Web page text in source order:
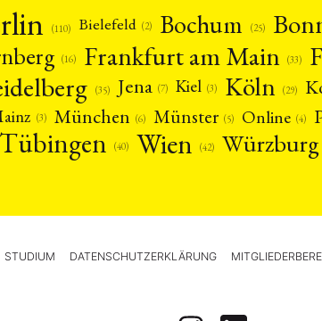
(110) Bielefeld (2) Bochum (25)
(16) Frankfurt am Main (33)
(35) Jena (7) Kiel (3) Köln (29)
(3) München (6) Münster (5) Online (4)
Tübingen (40) Wien (42) Würzburg
STUDIUM DATENSCHUTZERKLÄRUNG